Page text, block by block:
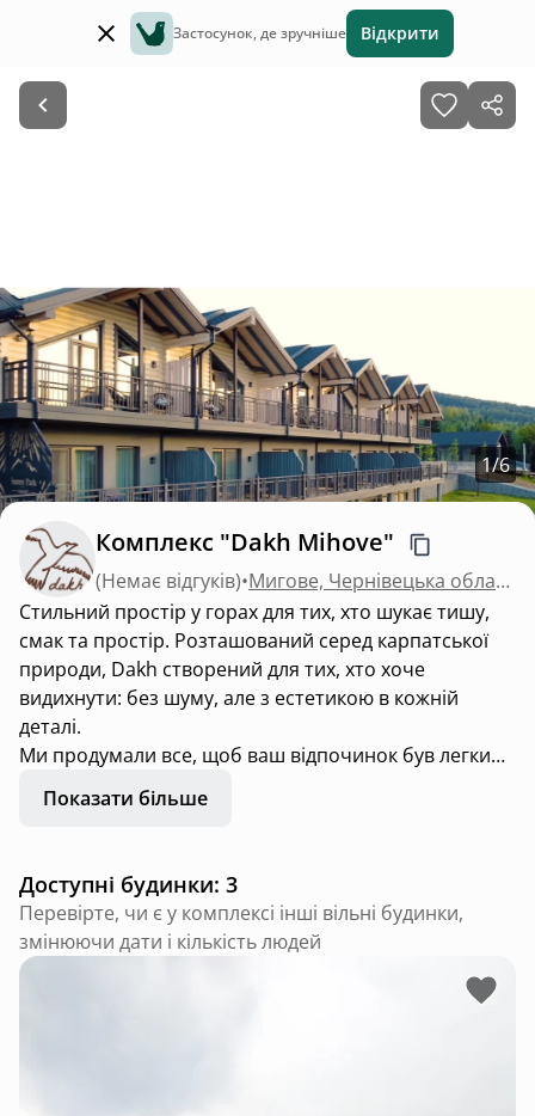
Застосунок, де зручніше Відкрити
1/6
Комплекс "Dakh Mihove"
(Немає відгуків)•
Мигове, Чернівецька область
Стильний простір у горах для тих, хто шукає тишу,
смак та простір. Розташований серед карпатської
природи, Dakh створений для тих, хто хоче
видихнути: без шуму, але з естетикою в кожній
деталі.
Ми продумали все, щоб ваш відпочинок був легким:
- комфортні спальні
- стильний інтерʼєр
- ресторан з авторською кухнею поруч
Показати більше
Доступні будинки: 3
Перевірте, чи є у комплексі інші вільні будинки,
змінюючи дати і кількість людей